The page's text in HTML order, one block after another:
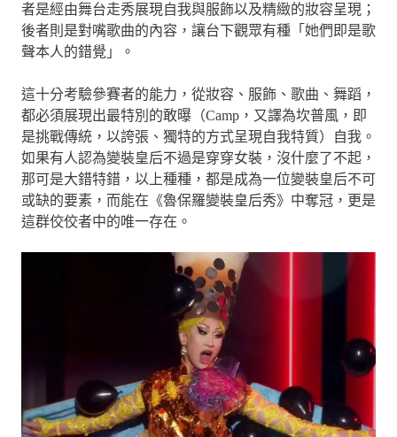
者是經由舞台走秀展現自我與服飾以及精緻的妝容呈現；
後者則是對嘴歌曲的內容，讓台下觀眾有種「她們即是歌
聲本人的錯覺」。
這十分考驗參賽者的能力，從妝容、服飾、歌曲、舞蹈，
都必須展現出最特別的敢曝（Camp，又譯為坎普風，即
是挑戰傳統，以誇張、獨特的方式呈現自我特質）自我。
如果有人認為變裝皇后不過是穿穿女裝，沒什麼了不起，
那可是大錯特錯，以上種種，都是成為一位變裝皇后不可
或缺的要素，而能在《魯保羅變裝皇后秀》中奪冠，更是
這群佼佼者中的唯一存在。